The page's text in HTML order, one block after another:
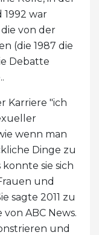
1992 war
von der
(die 1987 die
Debatte
Karriere "ich
wenn man
Dinge zu
konnte sie sich
und
sagte 2011 zu
ABC News.
und